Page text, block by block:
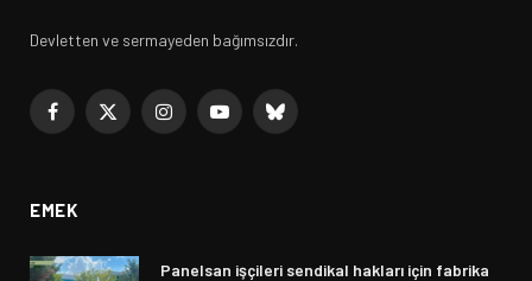
Devletten ve sermayeden bağımsızdır.
Facebook
X
InstagramYouTubeBluesky
EMEK
Panelsan işçileri sendikal hakları için fabrika